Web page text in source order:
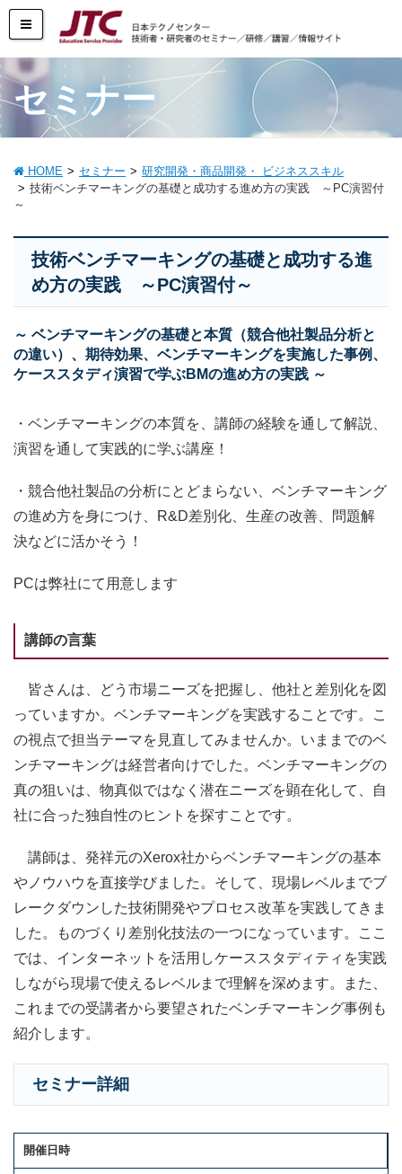
セミナー
HOME セミナー
研究開発・商品開発・ ビジネススキル
技術ベンチマーキングの基礎と成功する進め方の実践 ～PC演習付
～
技術ベンチマーキングの基礎と成功する進
め方の実践 ～PC演習付～
～ ベンチマーキングの基礎と本質（競合他社製品分析と
の違い）、期待効果、ベンチマーキングを実施した事例、
ケーススタディ演習で学ぶBMの進め方の実践 ～
・ベンチマーキングの本質を、講師の経験を通して解説、
演習を通して実践的に学ぶ講座！
・競合他社製品の分析にとどまらない、ベンチマーキング
の進め方を身につけ、R&D差別化、生産の改善、問題解
決などに活かそう！
PCは弊社にて用意します
講師の言葉
皆さんは、どう市場ニーズを把握し、他社と差別化を図
っていますか。ベンチマーキングを実践することです。こ
の視点で担当テーマを見直してみませんか。いままでのベ
ンチマーキングは経営者向けでした。ベンチマーキングの
真の狙いは、物真似ではなく潜在ニーズを顕在化して、自
社に合った独自性のヒントを探すことです。
講師は、発祥元のXerox社からベンチマーキングの基本
やノウハウを直接学びました。そして、現場レベルまでブ
レークダウンした技術開発やプロセス改革を実践してきま
した。ものづくり差別化技法の一つになっています。ここ
では、インターネットを活用しケーススタディティを実践
しながら現場で使えるレベルまで理解を深めます。また、
これまでの受講者から要望されたベンチマーキング事例も
紹介します。
セミナー詳細
開催日時